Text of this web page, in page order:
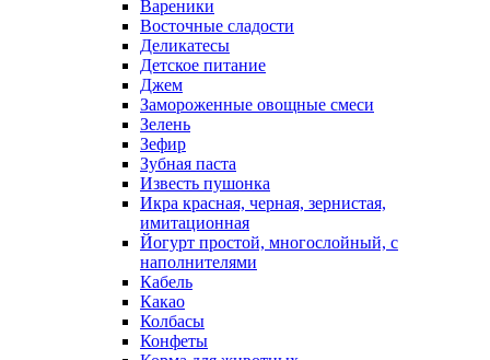
Вареники
Восточные сладости
Деликатесы
Детское питание
Джем
Замороженные овощные смеси
Зелень
Зефир
Зубная паста
Известь пушонка
Икра красная, черная, зернистая,
имитационная
Йогурт простой, многослойный, с
наполнителями
Кабель
Какао
Колбасы
Конфеты